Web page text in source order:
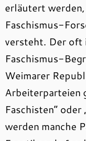
erläutert
Faschismus-
versteht. Der oft
Faschismus-
Weimarer
Arbeiterparteien
Faschisten“
werden manche